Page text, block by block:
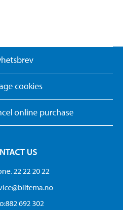
cookies
online purchase
US
22 22 20 22
692 302